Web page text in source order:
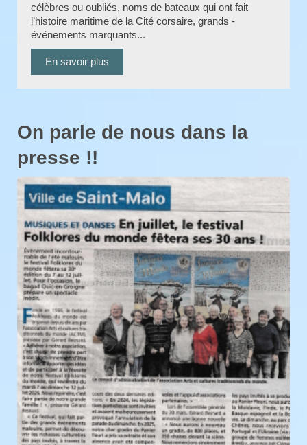
célèbres ou oubliés, noms de bateaux qui ont fait
l’histoire maritime de la Cité corsaire, grands ­
événements marquants...
En savoir plus
On parle de nous dans la
presse !!